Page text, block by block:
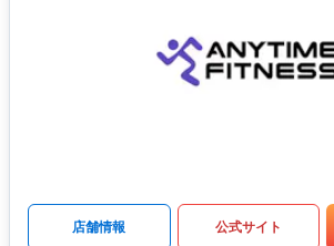
店舗情報 公式サイト